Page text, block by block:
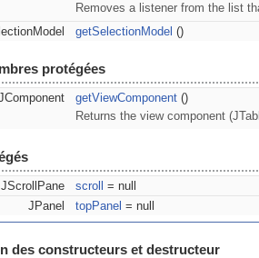
Removes a listener from the list
getSelectionModel ()
protégées
getViewComponent ()
Returns the view component
JScrollPane scroll
= null
JPanel
topPanel = null
des constructeurs et destructeur